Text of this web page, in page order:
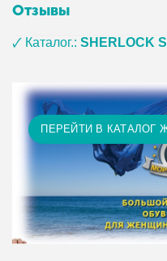
Отзывы
🗸 Каталог.:SHERLOCK
ПЕРЕЙТИ В КАТАЛОГ